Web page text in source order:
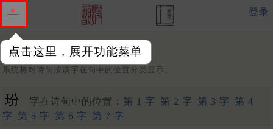
点击这里，展开功能菜单
登录
字：
系统将对诗句按该字在句中的位置分类显示。
玢 字在诗句中的位置： 第 1 字 第 2 字 第 3 字
第 4
字
第 5 字 第 6 字 第 7 字